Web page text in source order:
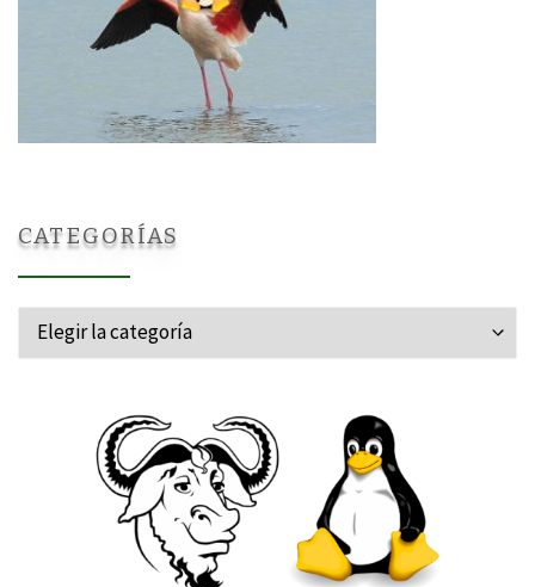
CATEGORÍAS
Categorías